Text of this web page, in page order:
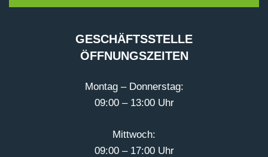
GESCHÄFTSSTELLE
ÖFFNUNGSZEITEN
Montag – Donnerstag:
09:00 – 13:00 Uhr
Mittwoch:
09:00 – 17:00 Uhr